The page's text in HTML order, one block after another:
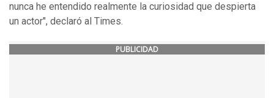
nunca he entendido realmente la curiosidad que despierta
un actor", declaró al Times.
PUBLICIDAD